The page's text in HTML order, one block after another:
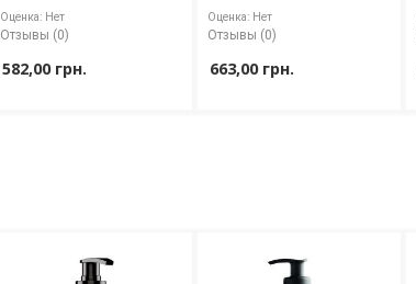
Оценка: Нет
Отзывы (0)
582,00 грн.
волос
Оценка: Нет
Отзывы (0)
663,00 грн.